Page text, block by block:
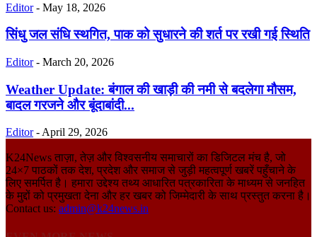
Editor - May 18, 2026
सिंधु जल संधि स्थगित, पाक को सुधारने की शर्त पर रखी गई स्थिति
Editor - March 20, 2026
Weather Update: बंगाल की खाड़ी की नमी से बदलेगा मौसम,
बादल गरजने और बूंदाबांदी...
Editor -April 29, 2026
K24News ताज़ा, तेज़ और विश्वसनीय समाचारों का डिजिटल मंच है, जो
24×7 पाठकों तक देश, प्रदेश और समाज से जुड़ी महत्वपूर्ण खबरें पहुँचाने के
लिए समर्पित है। हमारा उद्देश्य तथ्य आधारित पत्रकारिता के माध्यम से जनहित
के मुद्दों को प्रमुखता देना और हर खबर को जिम्मेदारी के साथ प्रस्तुत करना है।
Contact us: admin@k24news.in